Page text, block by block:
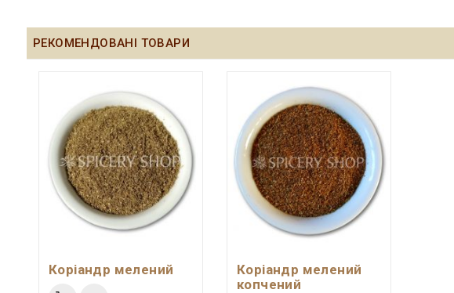
РЕКОМЕНДОВАНІ ТОВАРИ
Коріандр мелений
Коріандр мелений
копчений